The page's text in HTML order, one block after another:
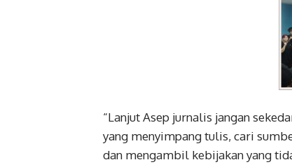
“Lanjut Asep jurnalis jangan
yang menyimpang tulis, cari
dan mengambil kebijakan yang